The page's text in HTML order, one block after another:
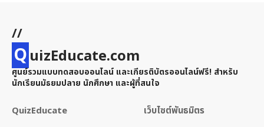
//
QuizEducate.com
ศูนย์รวมแบบทดสอบออนไลน์ และเกียรติบัตรออนไลน์ฟรี! สำหรับ
นักเรียนมัธยมปลาย นักศึกษา และผู้ที่สนใจ
QuizEducate เว็บไซต์พันธมิตร